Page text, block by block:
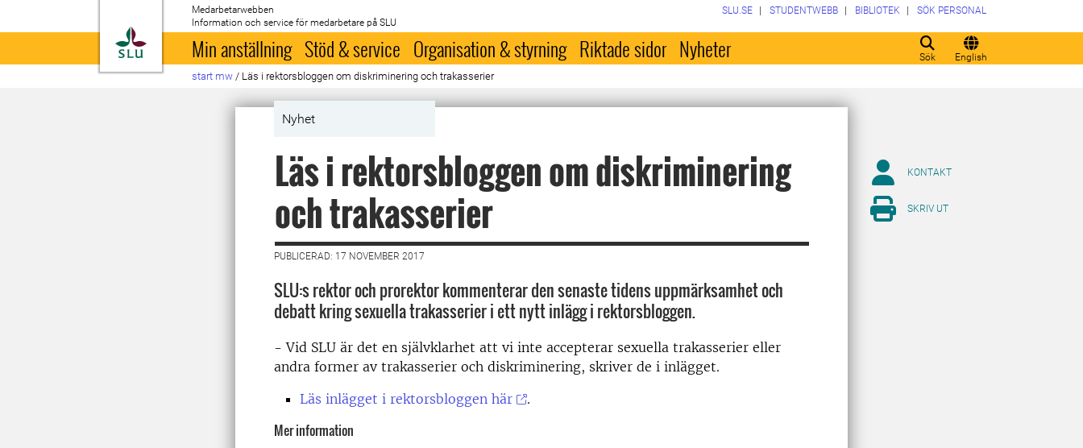
Till startsida
Medarbetarwebben
Information och service för medarbetare på SLU
Sök English
SLU.SE STUDENTWEBB BIBLIOTEK SÖK PERSONAL
Min anställning Stöd & service Organisation & styrning Riktade sidor Nyheter
start mw / Läs i rektorsbloggen om diskriminering och trakasserier
Nyhet
Läs i rektorsbloggen om diskriminering
och trakasserier
PUBLICERAD: 17 NOVEMBER 2017
SLU:s rektor och prorektor kommenterar den senaste tidens uppmärksamhet och
debatt kring sexuella trakasserier i ett nytt inlägg i rektorsbloggen.
- Vid SLU är det en självklarhet att vi inte accepterar sexuella trakasserier eller
andra former av trakasserier och diskriminering, skriver de i inlägget.
Läs inlägget i rektorsbloggen här
.
Mer information
KONTAKT
SKRIV UT